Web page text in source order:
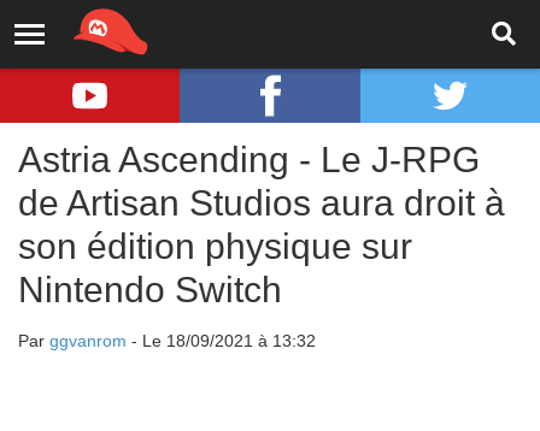
Astria Ascending - Le J-RPG
de Artisan Studios aura droit à
son édition physique sur
Nintendo Switch
Par ggvanrom - Le 18/09/2021 à 13:32